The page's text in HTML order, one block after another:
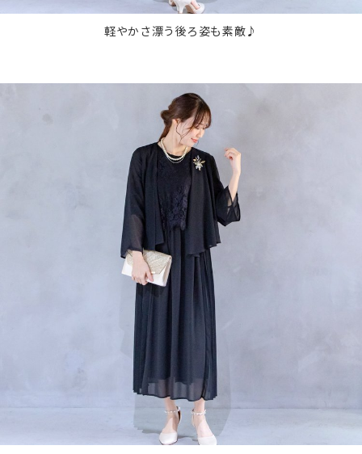
軽やかさ漂う後ろ姿も素敵♪